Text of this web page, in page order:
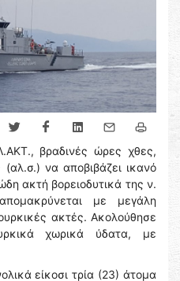
βραδινές ώρες χθες,
να αποβιβάζει ικανό
ακτή βορειοδυτικά της ν.
με μεγάλη
ακτές. Ακολούθησε
χωρικά ύδατα, με
είκοσι τρία (23) άτομα